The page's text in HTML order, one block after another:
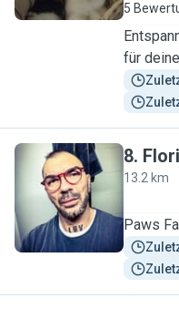
5
für
F
8.
13.2 km
Paws